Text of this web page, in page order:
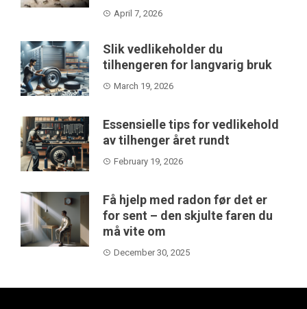
April 7, 2026
Slik vedlikeholder du
tilhengeren for langvarig bruk
March 19, 2026
Essensielle tips for vedlikehold
av tilhenger året rundt
February 19, 2026
Få hjelp med radon før det er
for sent – den skjulte faren du
må vite om
December 30, 2025